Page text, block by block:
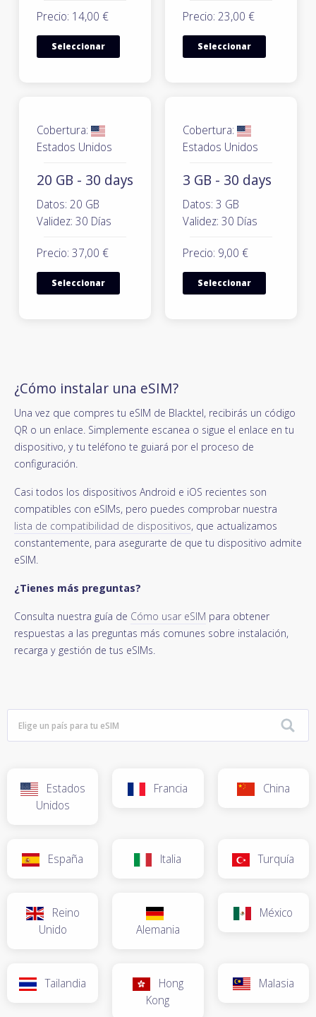
Precio: 14,00 €
Seleccionar
Precio: 23,00 €
Seleccionar
Cobertura:
Estados Unidos
20 GB - 30 days
Datos: 20 GB
Validez: 30 Días
Precio: 37,00 €
Seleccionar
Cobertura:
Estados Unidos
3 GB - 30 days
Datos: 3 GB
Validez: 30 Días
Precio: 9,00 €
Seleccionar
¿Cómo instalar una eSIM?
Una vez que compres tu eSIM de Blacktel, recibirás un código
QR o un enlace. Simplemente escanea o sigue el enlace en tu
dispositivo, y tu teléfono te guiará por el proceso de
configuración.
Casi todos los dispositivos Android e iOS recientes son
compatibles con eSIMs, pero puedes comprobar nuestra
lista de compatibilidad de dispositivos, que actualizamos
constantemente, para asegurarte de que tu dispositivo admite
eSIM.
¿Tienes más preguntas?
Consulta nuestra guía de Cómo usar eSIM para obtener
respuestas a las preguntas más comunes sobre instalación,
recarga y gestión de tus eSIMs.
Estados
Unidos
Francia China
España Italia Turquía
Reino
Unido
Alemania
México
Tailandia
Hong
Kong
Malasia